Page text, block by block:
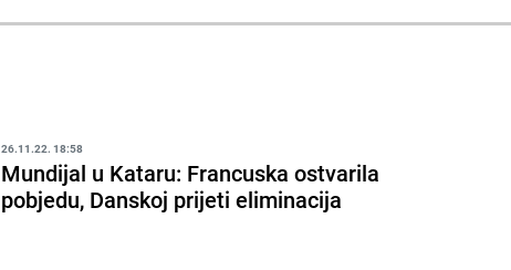
26.11.22. 18:58
Mundijal u Kataru: Francuska ostvarila
pobjedu, Danskoj prijeti eliminacija